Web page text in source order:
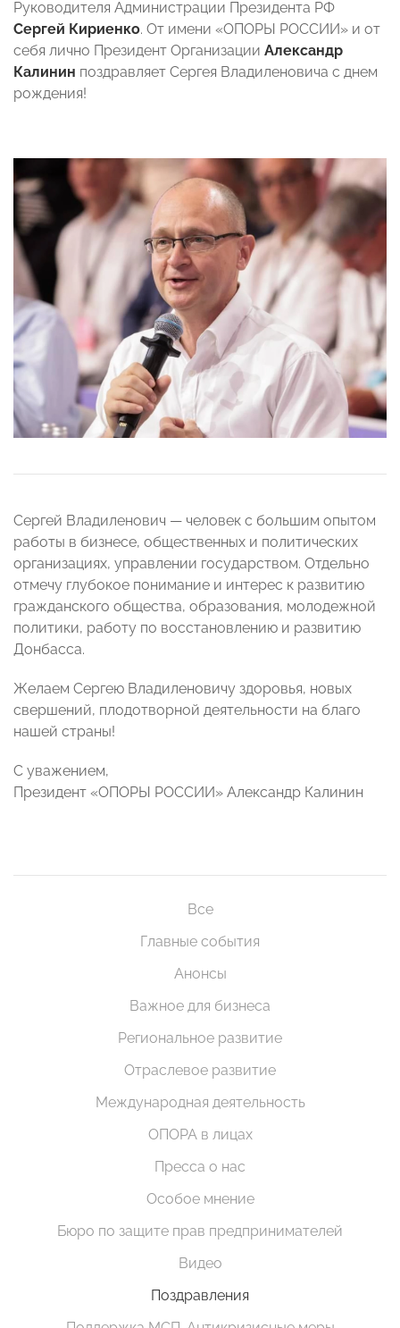
Руководителя Администрации Президента РФ
Сергей Кириенко. От имени «ОПОРЫ РОССИИ» и от
себя лично Президент Организации Александр
Калинин поздравляет Сергея Владиленовича с днем
рождения!
Сергей Владиленович — человек с большим опытом
работы в бизнесе, общественных и политических
организациях, управлении государством. Отдельно
отмечу глубокое понимание и интерес к развитию
гражданского общества, образования, молодежной
политики, работу по восстановлению и развитию
Донбасса.
Желаем Сергею Владиленовичу здоровья, новых
свершений, плодотворной деятельности на благо
нашей страны!
С уважением,
Президент «ОПОРЫ РОССИИ» Александр Калинин
Все
Главные события
Анонсы
Важное для бизнеса
Региональное развитие
Отраслевое развитие
Международная деятельность
ОПОРА в лицах
Пресса о нас
Особое мнение
Бюро по защите прав предпринимателей
Видео
Поздравления